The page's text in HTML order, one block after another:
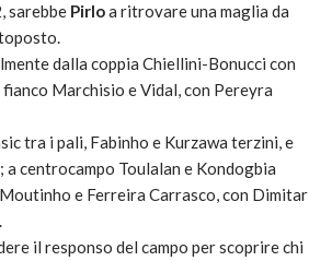
sarebbe Pirloa ritrovare una maglia da
dalla coppia Chiellini-Bonucci con
Marchisio e Vidal, con Pereyra
tra i pali, Fabinho e Kurzawa terzini, e
centrocampo Toulalan e Kondogbia
e Ferreira Carrasco, con Dimitar
il responso del campo per scoprire chi